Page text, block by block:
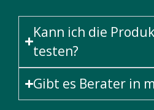
Kann ich die
testen?
Gibt es Berater in